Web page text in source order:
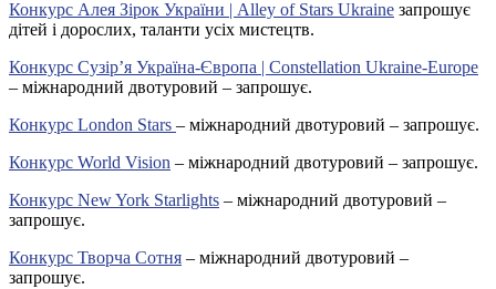
Конкурс Алея Зірок України | Alley of Stars Ukraine запрошує
дітей і дорослих, таланти усіх мистецтв.
Конкурс Сузір’я Україна-Європа | Constellation Ukraine-Europe
– міжнародний двотуровий – запрошує.
Конкурс London Stars – міжнародний двотуровий – запрошує.
Конкурс World Vision – міжнародний двотуровий – запрошує.
Конкурс New York Starlights – міжнародний двотуровий –
запрошує.
Конкурс Творча Сотня – міжнародний двотуровий –
запрошує.